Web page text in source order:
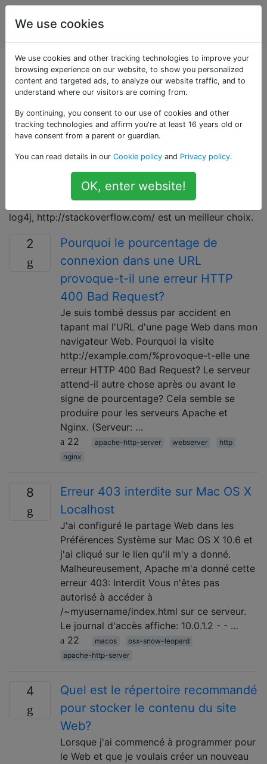
Utilisateurs
d'ordinateur
Questions marquées
«apache-http-
server»
Apache est le terme largement connu pour le serveur
HTTP Apache, un logiciel de serveur Web très utilisé
par la Apache Software Foundation. Si votre question
concerne d'autres logiciels Apache tels que Tomcat ou
log4j, http://stackoverflow.com/ est un meilleur choix.
2
Pourquoi le pourcentage de
connexion dans une URL
provoque-t-il une erreur HTTP
400 Bad Request?
Je suis tombé dessus par accident en
tapant mal l'URL d'une page Web dans mon
navigateur Web. Pourquoi la visite
http://example.com/%provoque-t-elle une
erreur HTTP 400 Bad Request? Le serveur
attend-il autre chose après ou avant le
signe de pourcentage? Cela semble se
produire pour les serveurs Apache et
Nginx. (Serveur: …
22
apache-http-server webserver
http
nginx
8
Erreur 403 interdite sur Mac OS X
Localhost
J'ai configuré le partage Web dans les
Préférences Système sur Mac OS X 10.6 et
j'ai cliqué sur le lien qu'il m'y a donné.
Malheureusement, Apache m'a donné cette
erreur 403: Interdit Vous n'êtes pas
autorisé à accéder à
/~myusername/index.html sur ce serveur.
Le journal d'accès affiche: 10.0.1.2 - - …
22
macos
osx-snow-leopard
apache-http-server
4
Quel est le répertoire recommandé
pour stocker le contenu du site
Web?
Lorsque j'ai commencé à programmer pour
le Web et que je voulais créer un nouveau
We use cookies
We use cookies and other tracking technologies to improve your
browsing experience on our website, to show you personalized
content and targeted ads, to analyze our website traffic, and to
understand where our visitors are coming from.
By continuing, you consent to our use of cookies and other
tracking technologies and affirm you're at least 16 years old or
have consent from a parent or guardian.
You can read details in our Cookie policy and Privacy policy.
OK, enter website!